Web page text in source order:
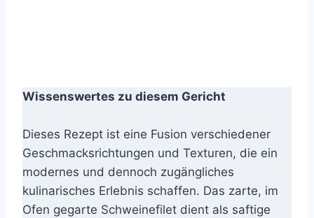
Wissenswertes zu diesem Gericht
Dieses Rezept ist eine Fusion verschiedener
Geschmacksrichtungen und Texturen, die ein
modernes und dennoch zugängliches
kulinarisches Erlebnis schaffen. Das zarte, im
Ofen gegarte Schweinefilet dient als saftige